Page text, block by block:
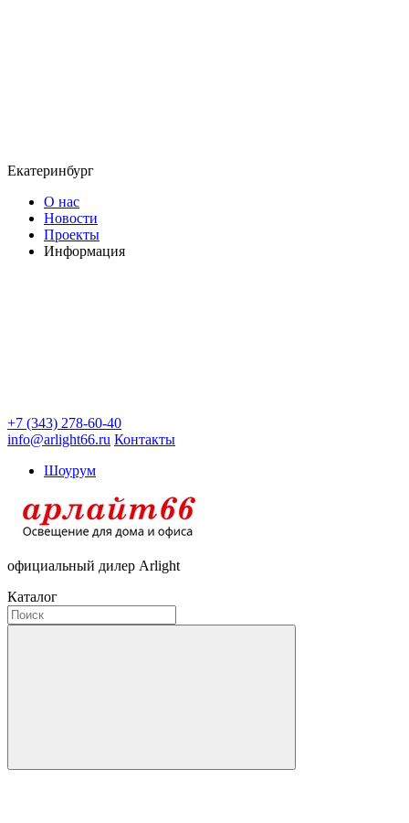
Екатеринбург
О нас
Новости
Проекты
Информация
+7 (343) 278-60-40
info@arlight66.ru Контакты
Шоурум
официальный дилер Arlight
Каталог